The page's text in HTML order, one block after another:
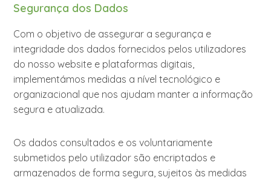
Segurança dos Dados
Com o objetivo de assegurar a segurança e
integridade dos dados fornecidos pelos utilizadores
do nosso website e plataformas digitais,
implementámos medidas a nível tecnológico e
organizacional que nos ajudam manter a informação
segura e atualizada.
Os dados consultados e os voluntariamente
submetidos pelo utilizador são encriptados e
armazenados de forma segura, sujeitos às medidas